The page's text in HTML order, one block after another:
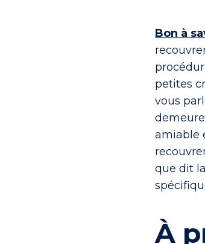
Bon à
petites
vous
amiable
que dit
À